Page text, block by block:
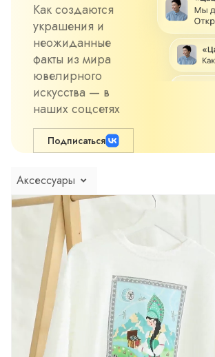
Как создаются
украшения и
неожиданные
факты из мира
ювелирного
искусства — в
наших соцсетях
Подписаться
Аксессуары